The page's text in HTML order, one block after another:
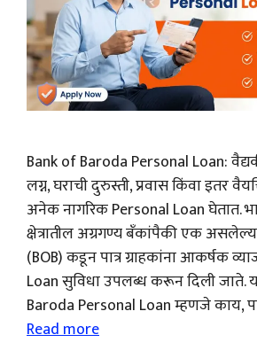
Bank of Baroda Personal Loan:
लग्न, घराची दुरुस्ती, प्रवास किंवा इतर
अनेक नागरिक Personal Loan घेतात.
क्षेत्रातील अग्रगण्य बँकांपैकी एक
(BOB) कडून पात्र ग्राहकांना आकर्षक
Loan सुविधा उपलब्ध करून दिली जाते.
Baroda Personal Loan म्हणजे काय,
Read more